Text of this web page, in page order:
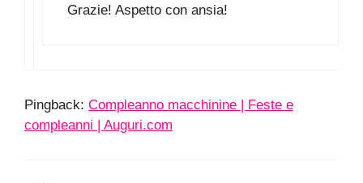
Grazie! Aspetto con ansia!
Pingback: Compleanno macchinine | Feste e
compleanni | Auguri.com